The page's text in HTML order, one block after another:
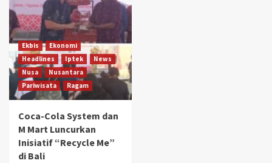
Ekbis
Ekonomi
Headlines
Iptek
News
Nusa
Nusantara
Pariwisata
Ragam
Coca-Cola System dan
M Mart Luncurkan
Inisiatif “Recycle Me”
di Bali